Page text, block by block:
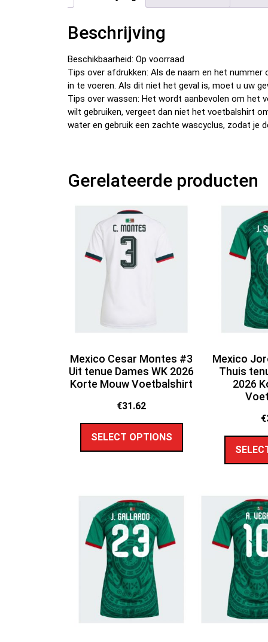
Beschrijving
Beschikbaarheid: Op voorraad
Tips over afdrukken: Als de naam en het
in te voeren. Als dit niet het geval is, moet u uw
Tips over wassen: Het wordt aanbevolen om het
wilt gebruiken, vergeet dan niet het voetbalshirt
water en gebruik een zachte wascyclus, zodat je
Gerelateerde producten
Mexico Cesar Montes #3
Uit tenue Dames WK 2026
Korte Mouw Voetbalshirt
€31.62
SELECT OPTIONS
Mexico
Thuis
2026
€